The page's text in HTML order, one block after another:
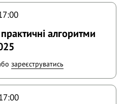
алгоритми
зареєструватись